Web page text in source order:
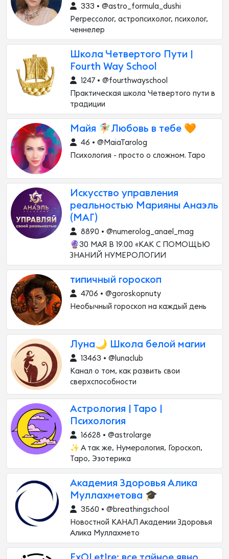
333 • @astro_formula_dushi
Регрессолог, астропсихолог, психолог,
ченнелер
Школа Четвертого Пути |
Fourth Way School
1247 • @fourthwayschool
Практическая школа Четвертого пути в
традиции
Майя 🧚‍♀️Любовь в тебе 🧡
46 • @MaiaTarolog
Психология - просто о сложном. Таро
Искусство управления
реальностью Марияны Анаэль
(МАГ)
8890 • @numerolog_anael_mag
🔮30 МАЯ В 19.00 «КАК С ПОМОЩЬЮ
ЗНАНИЙ НУМЕРОЛОГИИ
типичный гороскоп
4706 • @goroskopnuty
Необычный гороскоп на каждый день
Луна🌙 Школа белой магии
13463 • @lunaclub
Канал о том, как развить свои
сверхспособности
Астрология | Таро |
Психология
16628 • @astrolarge
✨ А так же, Нумерология, Гороскоп,
Таро, Эзотерика
Академия Здоровья Алика
Муллахметова 🎓
3560 • @breathingschool
Новостной КАНАЛ Академии Здоровья
Алика Муллахмето